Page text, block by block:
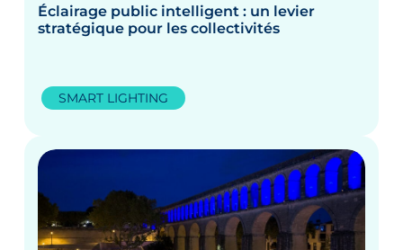
Éclairage public intelligent : un levier
stratégique pour les collectivités
SMART LIGHTING